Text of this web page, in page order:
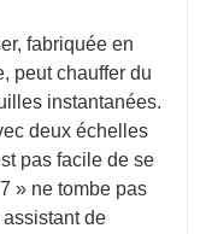
fabriquée en
peut chauffer du
instantanées.
deux échelles
pas facile de se
» ne tombe pas
de